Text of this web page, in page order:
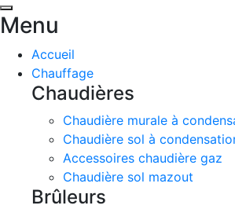
Menu
Accueil
Chauffage
Chaudières
Chaudière murale à
Chaudière sol à
Accessoires chaudière gaz
Chaudière sol mazout
Brûleurs